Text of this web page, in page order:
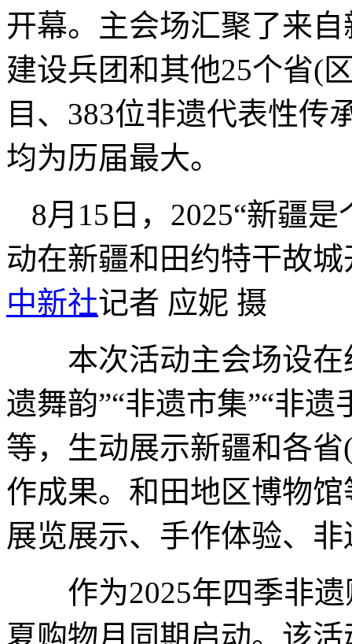
开幕。主会场汇聚了来
建设兵团和其他25个省(
目、383位非遗代表性传
均为历届最大。
8月15日，2025“新疆
动在新疆和田约特干故
中新社记者 应妮 摄
本次活动主会场设在
遗舞韵”“非遗市集”“非遗
等，生动展示新疆和各
作成果。和田地区博物
展览展示、手作体验、
作为2025年四季非遗
夏购物月同期启动。该